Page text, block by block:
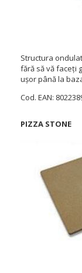
Structura
fără să vă faceți
ușor până la
Cod. EAN:
PIZZA STONE